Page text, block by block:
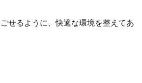
せるように、快適な環境を整えてあ